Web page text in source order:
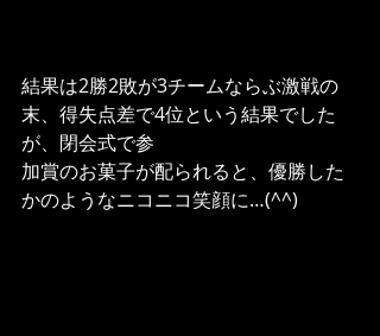
結果は2勝2敗が3チームならぶ激戦の
末、得失点差で4位という結果でした
が、閉会式で参
加賞のお菓子が配られると、優勝した
かのようなニコニコ笑顔に…(^^)